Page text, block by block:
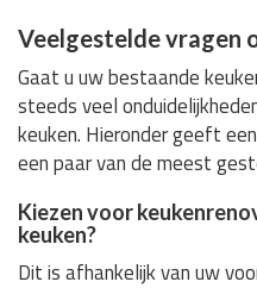
Veelgestelde vragen
Gaat u uw bestaande
steeds veel
keuken. Hieronder geeft
een paar van de meest
Kiezen voor
keuken?
Dit is afhankelijk van uw